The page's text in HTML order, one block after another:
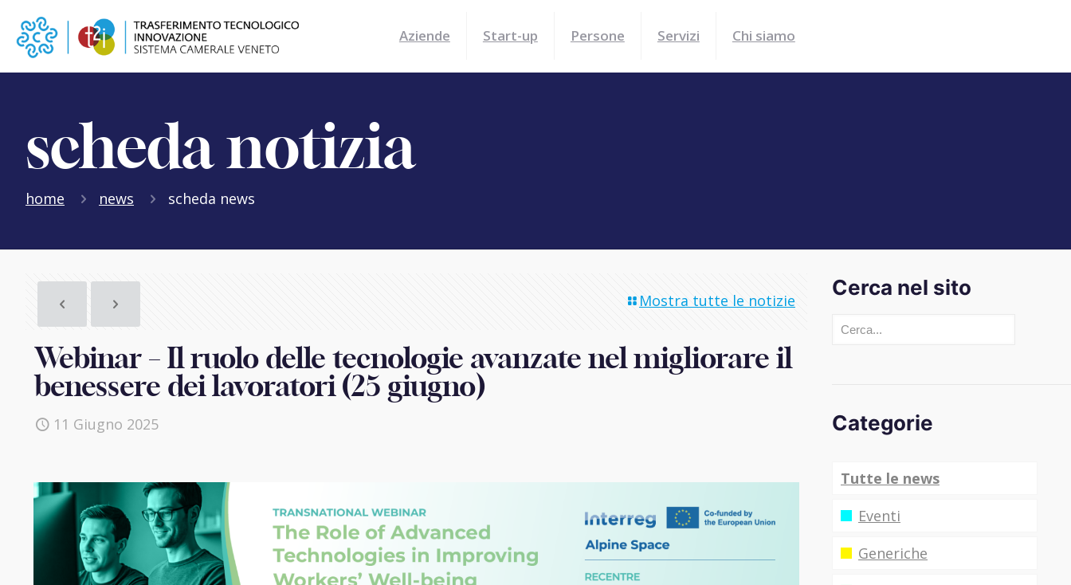
Aziende Start-up Persone Servizi Chi siamo
scheda notizia
home news scheda news
Mostra tutte le notizie
Webinar – Il ruolo delle tecnologie avanzate nel migliorare il
benessere dei lavoratori (25 giugno)
11 Giugno 2025
Cerca nel sito
Cerca
Categorie
Tutte le news
Eventi
Generiche